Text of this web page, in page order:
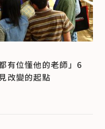
有位懂他的老師」6
改變的起點